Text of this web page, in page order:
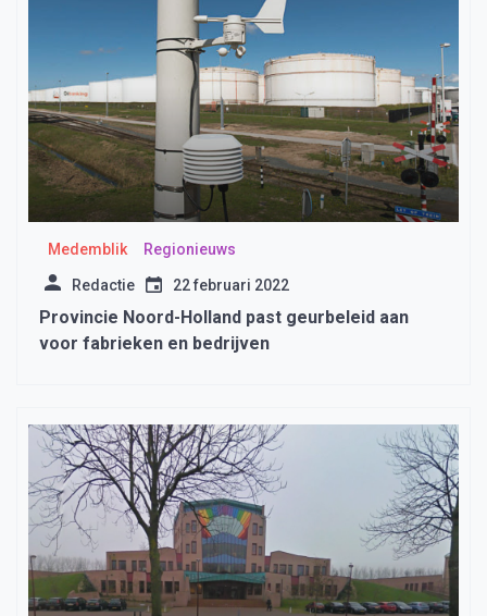
Medemblik Regionieuws
Redactie 22 februari 2022
Provincie Noord-Holland past geurbeleid aan
voor fabrieken en bedrijven